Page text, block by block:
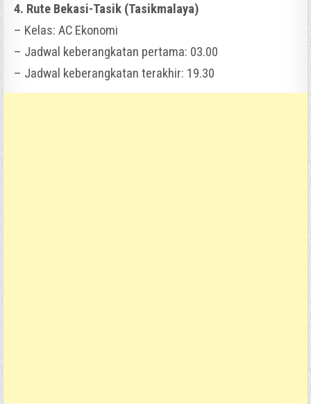
4. Rute Bekasi-Tasik (Tasikmalaya)
– Kelas: AC Ekonomi
– Jadwal keberangkatan pertama: 03.00
– Jadwal keberangkatan terakhir: 19.30